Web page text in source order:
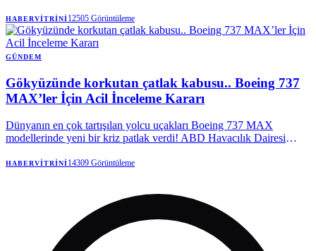
fazla yerel yöneticinin partiye katılmak üzere sırada olduğu öne
sürüldü. Kulat, bu geçişlerin henüz netlik kazanmadığını da belirtti.
HABERVITRINI12505 Görüntüleme
GÜNDEM
Gökyüzünde korkutan çatlak kabusu.. Boeing 737
MAX’ler İçin Acil İnceleme Kararı
Dünyanın en çok tartışılan yolcu uçakları Boeing 737 MAX
modellerinde yeni bir kriz patlak verdi! ABD Havacılık Dairesi
alarm verdi.
HABERVITRINI14309 Görüntüleme